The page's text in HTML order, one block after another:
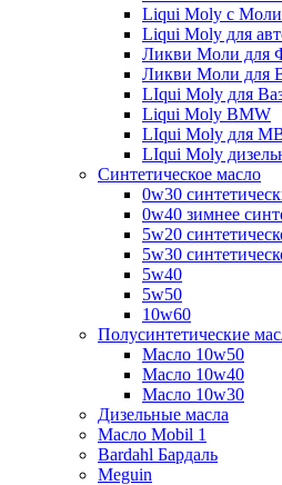
Liqui Moly с
Liqui Moly для
Ликви Моли для
Ликви Моли для
LIqui Moly для
Liqui Moly BMW
LIqui Moly для
LIqui Moly
Синтетическое масло
0w30
0w40 зимнее
5w20
5w30
5w40
5w50
10w60
Полусинтетические
Масло 10w50
Масло 10w40
Масло 10w30
Дизельные масла
Масло Mobil 1
Bardahl Бардаль
Meguin